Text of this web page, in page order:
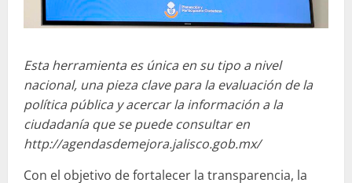
Esta herramienta es única en su tipo a nivel
nacional, una pieza clave para la evaluación de la
política pública y acercar la información a la
ciudadanía que se puede consultar en
http://agendasdemejora.jalisco.gob.mx/
Con el objetivo de fortalecer la transparencia, la